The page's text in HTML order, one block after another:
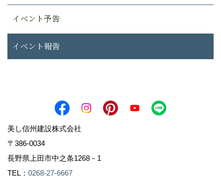
イベント予告
イベント報告
美し信州建設株式会社
〒386-0034
長野県上田市中之条1268－1
TEL： 0268-27-6667